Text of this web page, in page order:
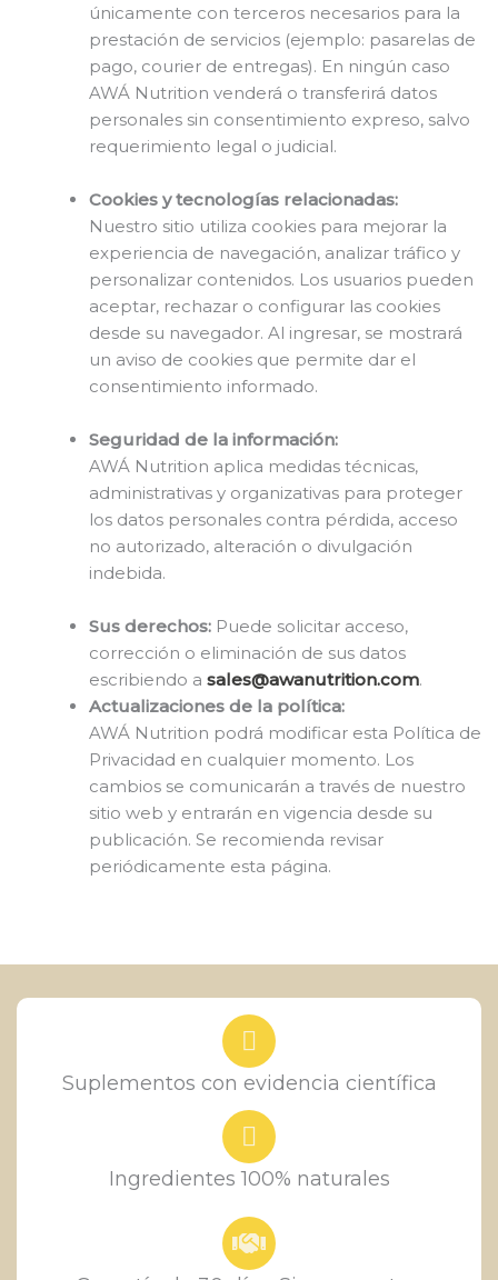
únicamente con terceros necesarios para la
prestación de servicios (ejemplo: pasarelas de
pago, courier de entregas). En ningún caso
AWÁ Nutrition venderá o transferirá datos
personales sin consentimiento expreso, salvo
requerimiento legal o judicial.
Cookies y tecnologías relacionadas:
Nuestro sitio utiliza cookies para mejorar la
experiencia de navegación, analizar tráfico y
personalizar contenidos. Los usuarios pueden
aceptar, rechazar o configurar las cookies
desde su navegador. Al ingresar, se mostrará
un aviso de cookies que permite dar el
consentimiento informado.
Seguridad de la información:
AWÁ Nutrition aplica medidas técnicas,
administrativas y organizativas para proteger
los datos personales contra pérdida, acceso
no autorizado, alteración o divulgación
indebida.
Sus derechos: Puede solicitar acceso,
corrección o eliminación de sus datos
escribiendo a sales@awanutrition.com.
Actualizaciones de la política:
AWÁ Nutrition podrá modificar esta Política de
Privacidad en cualquier momento. Los
cambios se comunicarán a través de nuestro
sitio web y entrarán en vigencia desde su
publicación. Se recomienda revisar
periódicamente esta página.
Suplementos con evidencia científica
Ingredientes 100% naturales